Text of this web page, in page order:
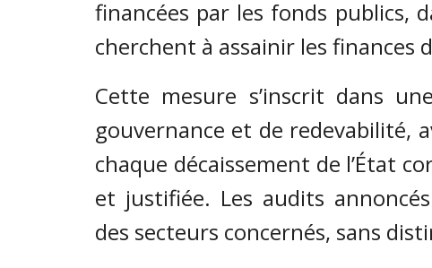
financées par les fonds publics,
cherchent à assainir les finances
Cette mesure s’inscrit dans
gouvernance et de redevabilité,
chaque décaissement de l’État
et justifiée. Les audits
des secteurs concernés, sans